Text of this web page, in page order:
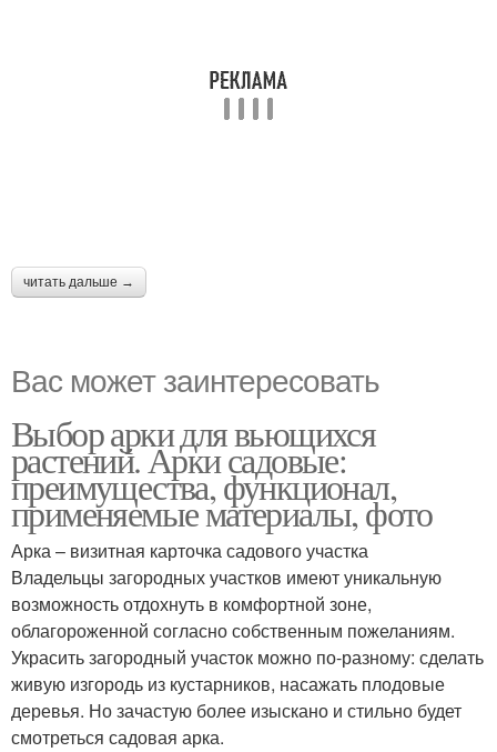
читать дальше →
Вас может заинтересовать
Выбор арки для вьющихся
растений. Арки садовые:
преимущества, функционал,
применяемые материалы, фото
Арка – визитная карточка садового участка
Владельцы загородных участков имеют уникальную
возможность отдохнуть в комфортной зоне,
облагороженной согласно собственным пожеланиям.
Украсить загородный участок можно по-разному: сделать
живую изгородь из кустарников, насажать плодовые
деревья. Но зачастую более изыскано и стильно будет
смотреться садовая арка.